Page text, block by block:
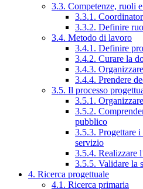
3.3. Competenze, ruoli
3.3.1.
3.3.2. Definire
3.4. Metodo di lavoro
3.4.1. Definire
3.4.2. Curare la
3.4.3.
3.4.4. Prendere
3.5. Il processo
3.5.1.
3.5.2.
pubblico
3.5.3. Progettare i
servizio
3.5.4. Realizzare
3.5.5. Validare la
4. Ricerca progettuale
4.1. Ricerca primaria